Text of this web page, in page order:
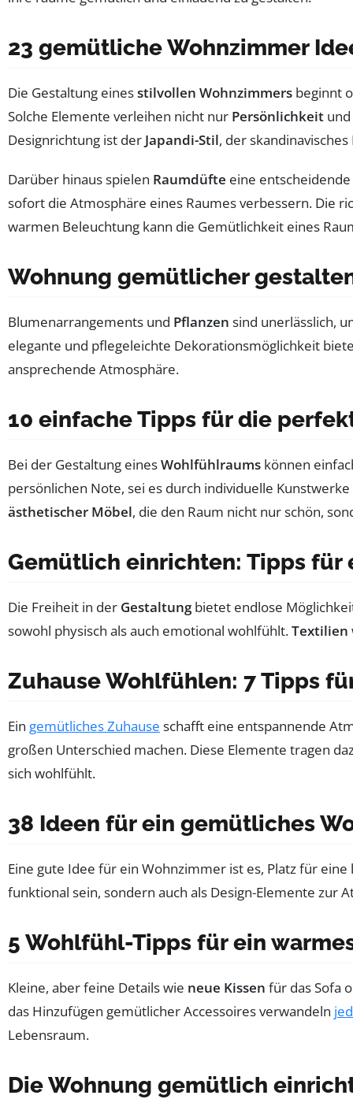
23 gemütliche Wohnzimmer
Die Gestaltung einesstilvollen Wohnzimmers beginnt
Solche Elemente verleihen nicht nur Persönlichkeit und
Designrichtung ist der Japandi-Stil, der
Darüber hinaus spielen Raumdüfte eine
sofort die Atmosphäre eines Raumes verbessern. Die
warmen Beleuchtung kann die Gemütlichkeit eines
Wohnung gemütlicher
Blumenarrangements und Pflanzen sind unerlässlich,
elegante und pflegeleichte Dekorationsmöglichkeit
ansprechende Atmosphäre.
10 einfache Tipps für die
Bei der Gestaltung einesWohlfühlraums können
persönlichen Note, sei es durch individuelle
ästhetischer Möbel, die den Raum nicht nur schön,
Gemütlich einrichten: Tipps für
Die Freiheit in der Gestaltungbietet endlose
sowohl physisch als auch emotional wohlfühlt.Textilien
Zuhause Wohlfühlen: 7 Tipps
Ein gemütliches Zuhause schafft eine entspannende
großen Unterschied machen. Diese Elemente tragen
sich wohlfühlt.
38 Ideen für ein gemütliches
Eine gute Idee für ein Wohnzimmer ist es, Platz für
funktional sein, sondern auch als Design-Elemente zur
5 Wohlfühl-Tipps für ein
Kleine, aber feine Details wie neue Kissen für das Sofa
das Hinzufügen gemütlicher Accessoires verwandeln
Lebensraum.
Die Wohnung gemütlich